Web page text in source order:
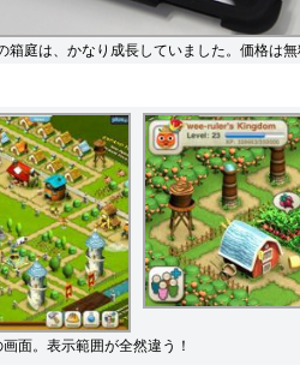
箱庭は、かなり成長していました。価格は
面。表示範囲が全然違う！